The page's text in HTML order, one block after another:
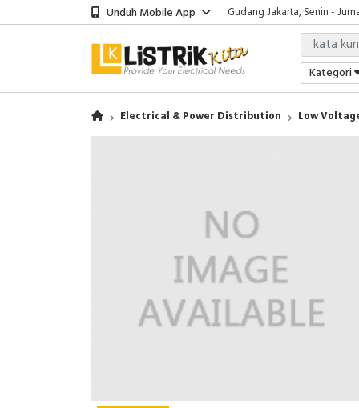
Unduh Mobile App
Gudang Jakarta, Senin -
Showroom Bali, Senin -
Kantor Jakarta, Senin - Jumat
Gudang Jakarta, Senin -
Showroom Bali, Senin -Kategori
Electrical & Power Distribution Low